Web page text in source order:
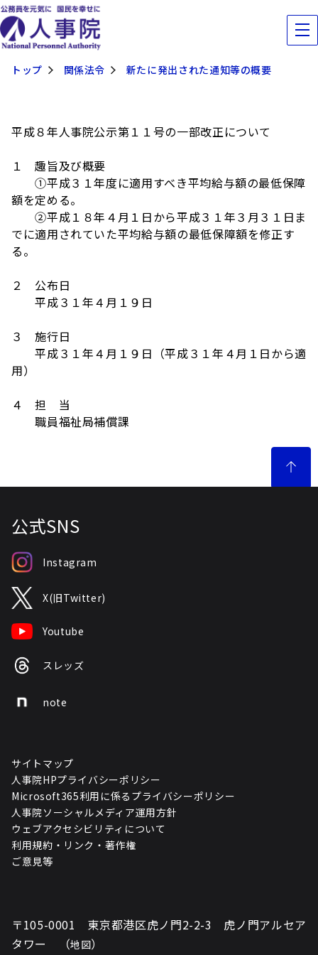
トップ 関係法令 新たに発出された通知等の概要
平成８年人事院公示第１１号の一部改正について
１ 趣旨及び概要
①平成３１年度に適用すべき平均給与額の最低保障
額を定める。
②平成１８年４月１日から平成３１年３月３１日ま
でに適用されていた平均給与額の最低保障額を修正す
る。
２ 公布日
平成３１年４月１９日
３ 施行日
平成３１年４月１９日（平成３１年４月１日から適
用）
４ 担 当
職員福祉局補償課
公式SNS
Instagram
X(旧Twitter)
Youtube
スレッズ
note
サイトマップ
人事院HPプライバシーポリシー
Microsoft365利用に係るプライバシーポリシー
人事院ソーシャルメディア運用方針
ウェブアクセシビリティについて
利用規約・リンク・著作権
ご意見等
〒105-0001 東京都港区虎ノ門2-2-3 虎ノ門アルセア
タワー （地図）